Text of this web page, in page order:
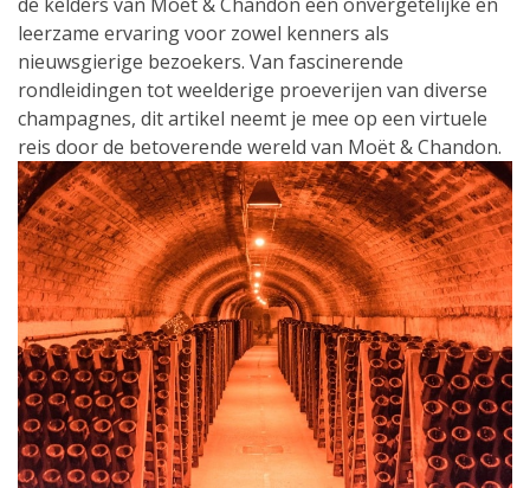
leerzame ervaring voor zowel kenners als
nieuwsgierige bezoekers. Van fascinerende
rondleidingen tot weelderige proeverijen van diverse
champagnes, dit artikel neemt je mee op een virtuele
reis door de betoverende wereld van Moët & Chandon.